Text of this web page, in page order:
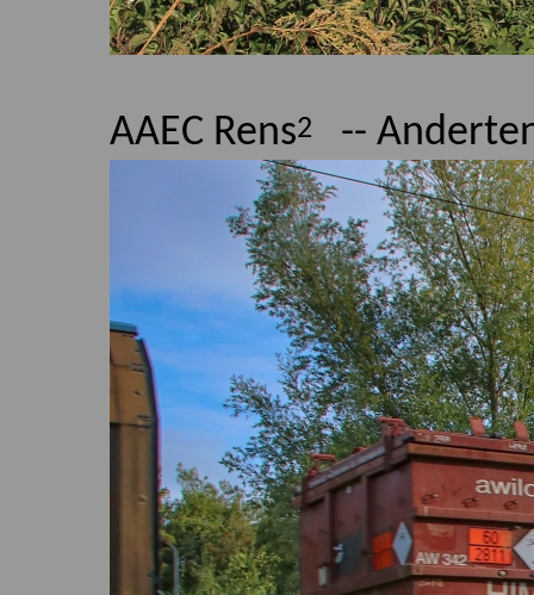
AAEC Rens2 --